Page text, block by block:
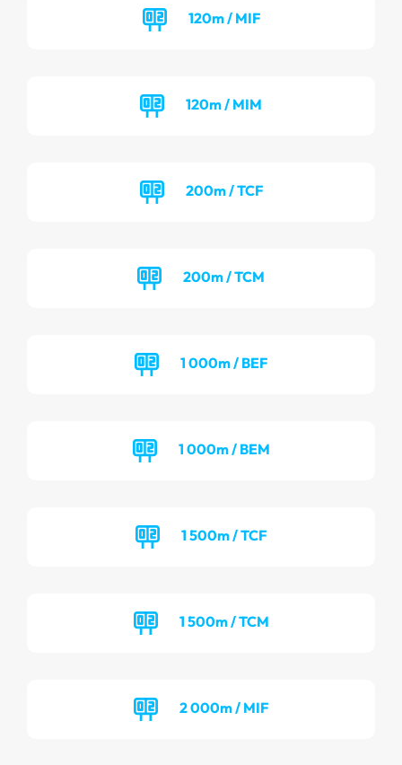
120m / MIF
120m / MIM
200m / TCF
200m / TCM
1 000m / BEF
1 000m / BEM
1 500m / TCF
1 500m / TCM
2 000m / MIF